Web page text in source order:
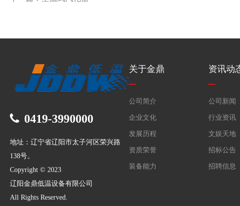
0419-3990000
地址：辽宁省辽阳市太子河区荣兴路
138号。
Copyright © 2023
辽阳金鼎低温设备有限公司
All Rights Reserved.
关于金鼎
公司简介
企业文化
发展历程
资质荣誉
装备能力
资讯动
公司新闻
行业资讯
文娱天地
招标公告
招聘信息